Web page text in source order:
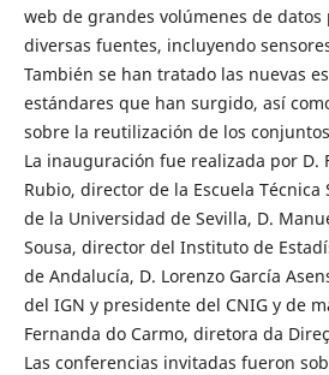
web de grandes volúmenes de datos
diversas fuentes, incluyendo
También se han tratado las nuevas
estándares que han surgido, así
sobre la reutilización de los
La inauguración fue realizada por D.
Rubio, director de la Escuela
de la Universidad de Sevilla, D.
Sousa, director del Instituto de
de Andalucía, D. Lorenzo García
del IGN y presidente del CNIG y de
Fernanda do Carmo, diretora da
Las conferencias invitadas fueron